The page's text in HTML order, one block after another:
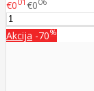
€0
€0
Akcija -70%